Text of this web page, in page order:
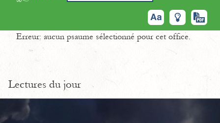
Erreur: aucun psaume sélectionné pour cet office.
Lectures du jour